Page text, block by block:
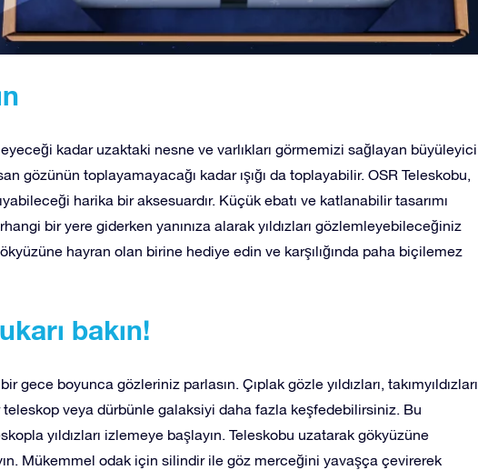
kadar uzaktaki nesne ve varlıkları görmemizi sağlayan büyüleyici
gözünün toplayamayacağı kadar ışığı da toplayabilir. OSR Teleskobu,
harika bir aksesuardır. Küçük ebatı ve katlanabilir tasarımı
bir yere giderken yanınıza alarak yıldızları gözlemleyebileceğiniz
hayran olan birine hediye edin ve karşılığında paha biçilemez
bakın!
gece boyunca gözleriniz parlasın. Çıplak gözle yıldızları, takımyıldızları
teleskop veya dürbünle galaksiyi daha fazla keşfedebilirsiniz. Bu
yıldızları izlemeye başlayın. Teleskobu uzatarak gökyüzüne
Mükemmel odak için silindir ile göz merceğini yavaşça çevirerek